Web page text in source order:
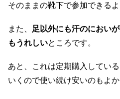
そのままの靴下で参加できるよ
また、
足以外にも汗のにおい
もうれしいところです。
あと、これは定期購入してい
いくので使い続け安いのもよか